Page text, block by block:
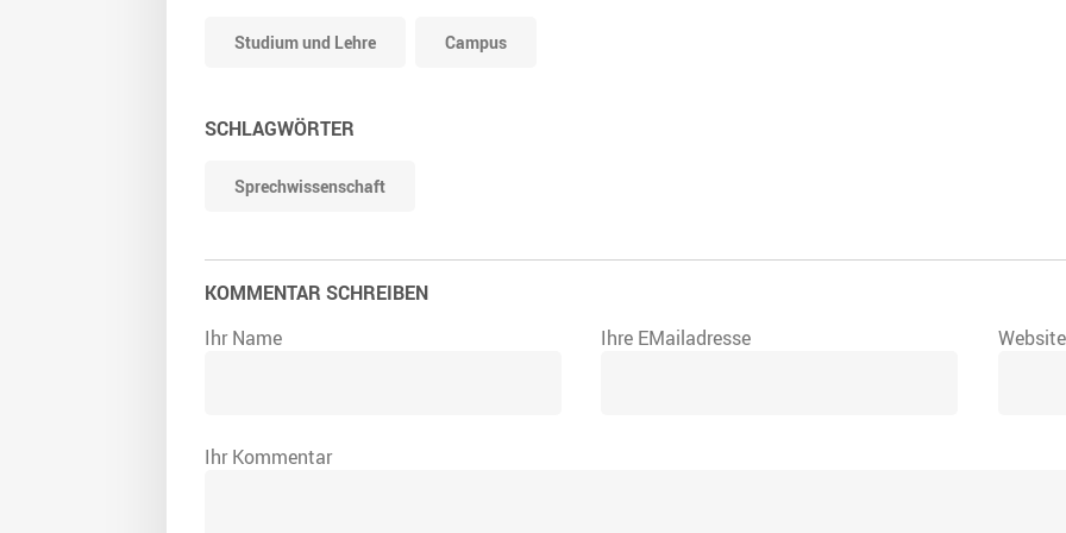
Studium und Lehre Campus
SCHLAGWÖRTER
Sprechwissenschaft
KOMMENTAR SCHREIBEN
Ihr Name
Ihre EMailadresse
Ihr Kommentar